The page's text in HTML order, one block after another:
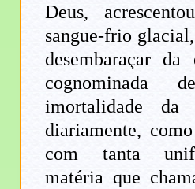
Deus,
sangue-frio
desembaraçar da
cognominada
imortalidade
diariamente,
com tanta
matéria que